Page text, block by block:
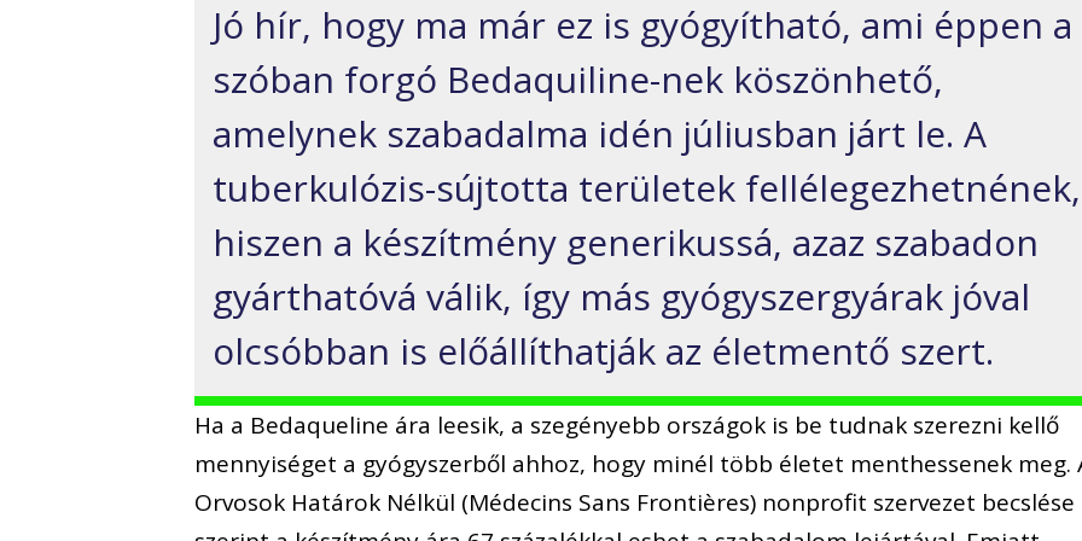
Jó hír, hogy ma már ez is gyógyítható, ami éppen a
szóban forgó Bedaquiline-nek köszönhető,
amelynek szabadalma idén júliusban járt le. A
tuberkulózis-sújtotta területek fellélegezhetnének,
hiszen a készítmény generikussá, azaz szabadon
gyárthatóvá válik, így más gyógyszergyárak jóval
olcsóbban is előállíthatják az életmentő szert.
Ha a Bedaqueline ára leesik, a szegényebb országok is be tudnak szerezni kellő
mennyiséget a gyógyszerből ahhoz, hogy minél több életet menthessenek meg.
Orvosok Határok Nélkül (Médecins Sans Frontières) nonprofit szervezet becslése